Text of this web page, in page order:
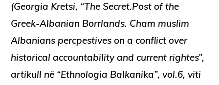
(Georgia Kretsi, “The Secret.Post of the
Greek-Albanian Borrlands. Cham muslim
Albanians percpestives on a conflict over
historical accountability and current rightes”,
artikull në “Ethnologia Balkanika”, vol.6, viti